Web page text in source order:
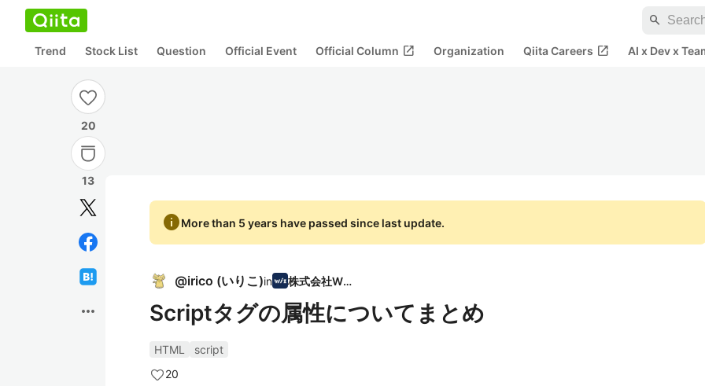
search
Trend Stock List Question Official Event Official Column open_in_new Organization Qiita Careers open_in_new AI x Dev x
20
13
more_horiz
infoMore than 5 years have passed since last update.
@irico (いりこ)in 株式会社Wiz
Scriptタグの属性についてまとめ
HTML
script
20